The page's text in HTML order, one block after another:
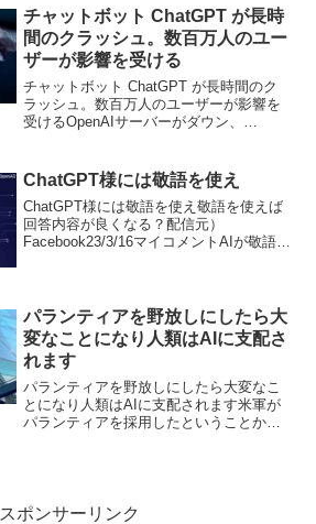
とについては、最近何度か記事にしたこ
とがあります。以...
チャットボット ChatGPT が長時
間のクラッシュ。数百万人のユー
ザーが影響を受ける
チャットボット ChatGPT が長時間のク
ラッシュ。数百万人のユーザーが影響を
受けるOpenAIサーバーがダウン、
ー率の問題が発生し、ChatGPT、...
ChatGPT様には敬語を使え
ChatGPT様には敬語を使え敬語を使えば
回答内容が良くなる？配信元）
Facebook23/3/16マイコメントAIが敬語を
思...
パランティアを野放しにしたら大
変なことになり人類はAIに支配さ
れます
パランティアを野放しにしたら大変なこ
とになり人類はAIに支配されます米軍が
パランティアを採用したということか
スポンサーリンク